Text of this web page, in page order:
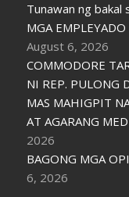
Tunawan ng bakal
MGA
August 6, 2026
COMMODORE
NI REP. PULONG
MAS MAHIGPIT
AT AGARANG
2026
BAGONG MGA
6, 2026